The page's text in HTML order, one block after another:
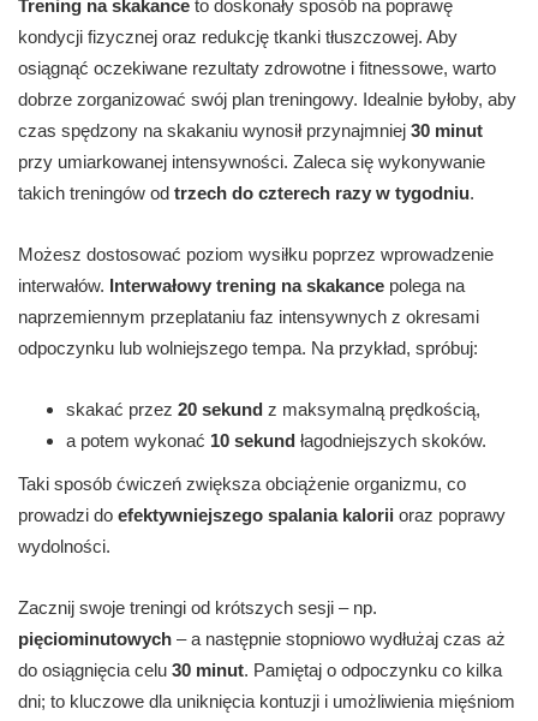
Trening na skakance to doskonały sposób na poprawę
kondycji fizycznej oraz redukcję tkanki tłuszczowej. Aby
osiągnąć oczekiwane rezultaty zdrowotne i fitnessowe, warto
dobrze zorganizować swój plan treningowy. Idealnie byłoby, aby
czas spędzony na skakaniu wynosił przynajmniej 30 minut
przy umiarkowanej intensywności. Zaleca się wykonywanie
takich treningów od trzech do czterech razy w tygodniu.
Możesz dostosować poziom wysiłku poprzez wprowadzenie
interwałów. Interwałowy trening na skakance polega na
naprzemiennym przeplataniu faz intensywnych z okresami
odpoczynku lub wolniejszego tempa. Na przykład, spróbuj:
skakać przez 20 sekund z maksymalną prędkością,
a potem wykonać 10 sekund łagodniejszych skoków.
Taki sposób ćwiczeń zwiększa obciążenie organizmu, co
prowadzi do efektywniejszego spalania kalorii oraz poprawy
wydolności.
Zacznij swoje treningi od krótszych sesji – np.
pięciominutowych – a następnie stopniowo wydłużaj czas aż
do osiągnięcia celu 30 minut. Pamiętaj o odpoczynku co kilka
dni; to kluczowe dla uniknięcia kontuzji i umożliwienia mięśniom